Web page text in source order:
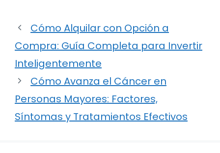
Cómo Alquilar con Opción a
Compra: Guía Completa para Invertir
Inteligentemente
Cómo Avanza el Cáncer en
Personas Mayores: Factores,
Síntomas y Tratamientos Efectivos